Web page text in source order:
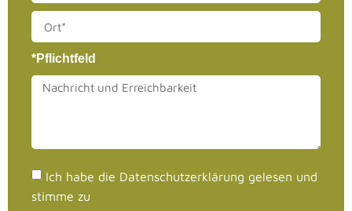
*Pflichtfeld
Ich habe die Datenschutzerklärung gelesen und
stimme zu